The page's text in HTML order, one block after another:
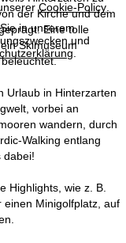
Cookie-Policy.
in unserem
und
.
der Kirche und dem
Eine tolle
Skimuseum
Urlaub in Hinterzarten
vorbei an
wandern, durch
Walking entlang
dabei!
Highlights, wie z. B.
Minigolfplatz, auf